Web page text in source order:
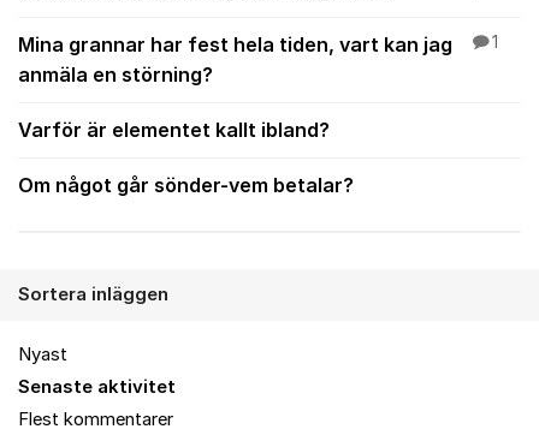
Mina grannar har fest hela tiden, vart kan jag
anmäla en störning?
1
Varför är elementet kallt ibland?
Om något går sönder-vem betalar?
Sortera inläggen
Nyast
Senaste aktivitet
Flest kommentarer